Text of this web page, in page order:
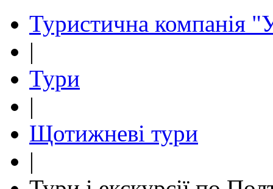
Туристична компанія
|
Тури
|
Щотижневі тури
|